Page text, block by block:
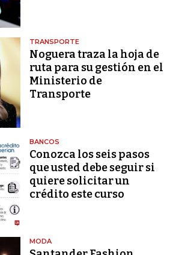
TRANSPORTE
Noguera traza la hoja de
ruta para su gestión en el
Ministerio de
Transporte
BANCOS
Conozca los seis pasos
que usted debe seguir si
quiere solicitar un
crédito este curso
MODA